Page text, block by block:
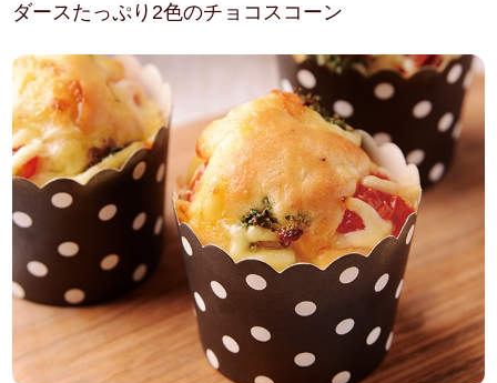
ダースたっぷり2色のチョコスコーン